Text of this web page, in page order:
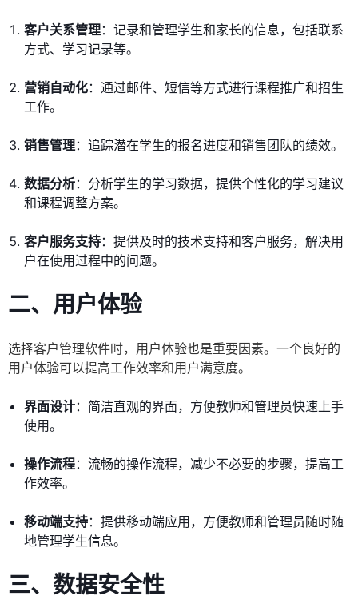
客户关系管理：记录和管理学生和家长的信息，包括联系
方式、学习记录等。
营销自动化：通过邮件、短信等方式进行课程推广和招生
工作。
销售管理：追踪潜在学生的报名进度和销售团队的绩效。
数据分析：分析学生的学习数据，提供个性化的学习建议
和课程调整方案。
客户服务支持：提供及时的技术支持和客户服务，解决用
户在使用过程中的问题。
二、用户体验
选择客户管理软件时，用户体验也是重要因素。一个良好的
用户体验可以提高工作效率和用户满意度。
界面设计：简洁直观的界面，方便教师和管理员快速上手
使用。
操作流程：流畅的操作流程，减少不必要的步骤，提高工
作效率。
移动端支持：提供移动端应用，方便教师和管理员随时随
地管理学生信息。
三、数据安全性